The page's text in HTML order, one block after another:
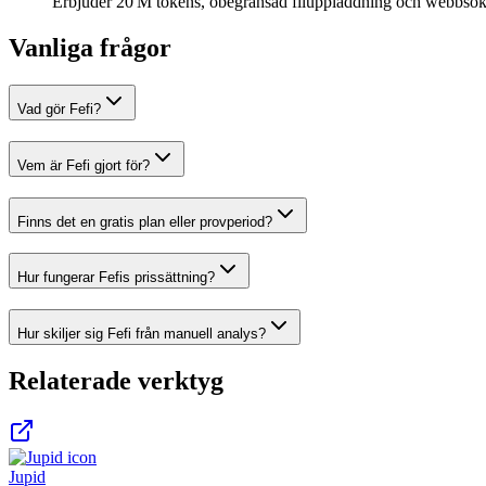
Vanliga frågor
Vad gör Fefi?
Vem är Fefi gjort för?
Finns det en gratis plan eller provperiod?
Hur fungerar Fefis prissättning?
Hur skiljer sig Fefi från manuell analys?
Relaterade verktyg
Jupid